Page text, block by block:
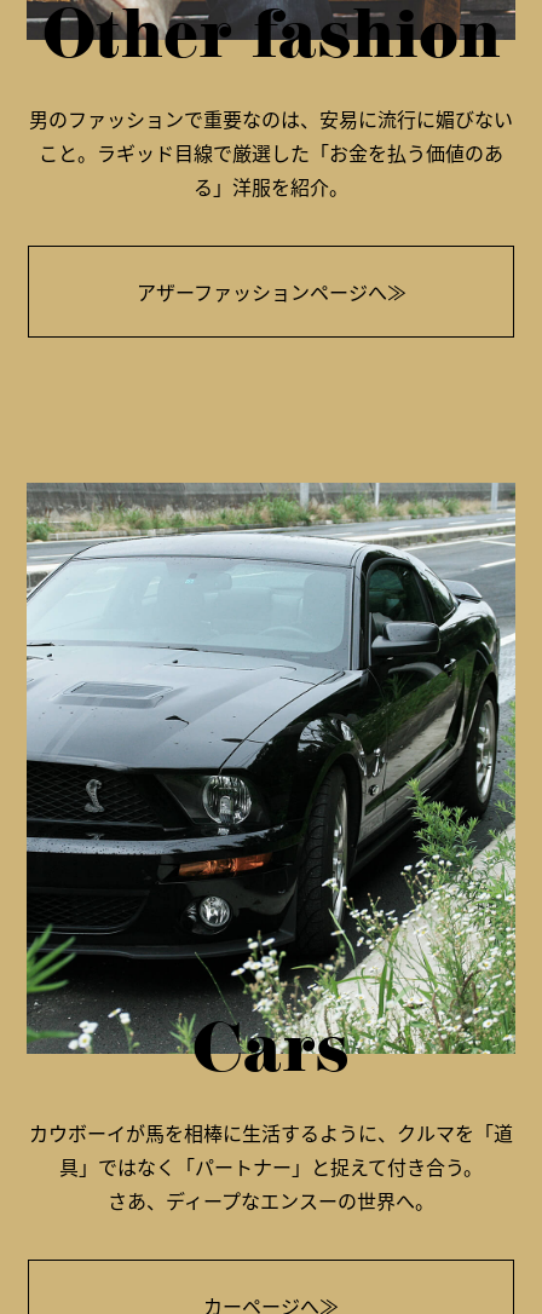
Other fashion
男のファッションで重要なのは、安易に流行に媚びない
こと。ラギッド目線で厳選した「お金を払う価値のあ
る」洋服を紹介。
アザーファッションページへ≫
Cars
カウボーイが馬を相棒に生活するように、クルマを「道
具」ではなく「パートナー」と捉えて付き合う。
さあ、ディープなエンスーの世界へ。
カーページへ≫